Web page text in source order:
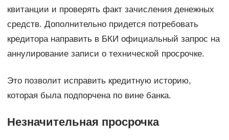
квитанции и проверять факт зачисления денежных
средств. Дополнительно придется потребовать
кредитора направить в БКИ официальный запрос на
аннулирование записи о технической просрочке.
Это позволит исправить кредитную историю,
которая была подпорчена по вине банка.
Незначительная просрочка